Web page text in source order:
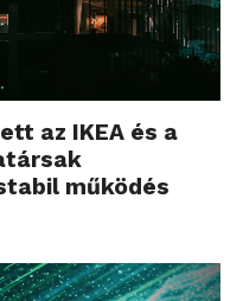
az IKEA és a
működés